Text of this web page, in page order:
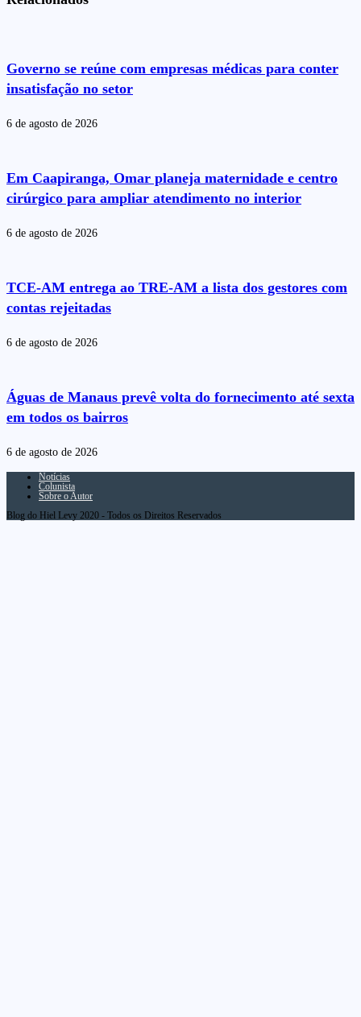
Governo se reúne com empresas médicas para conter
insatisfação no setor
6 de agosto de 2026
Em Caapiranga, Omar planeja maternidade e centro
cirúrgico para ampliar atendimento no interior
6 de agosto de 2026
TCE-AM entrega ao TRE-AM a lista dos gestores com
contas rejeitadas
6 de agosto de 2026
Águas de Manaus prevê volta do fornecimento até sexta
em todos os bairros
6 de agosto de 2026
Notícias
Colunista
Sobre o Autor
Blog do Hiel Levy 2020 - Todos os Direitos Reservados